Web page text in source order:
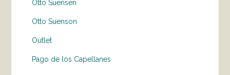
Otto Suensen
Otto Suenson
Outlet
Pago de los Capellanes